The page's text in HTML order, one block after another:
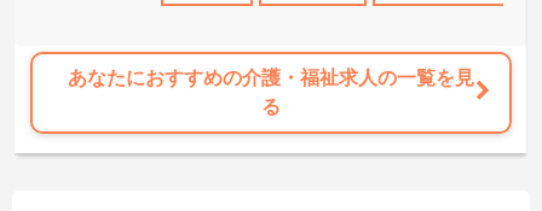
あなたにおすすめの介護・福祉求人の一覧を見
る